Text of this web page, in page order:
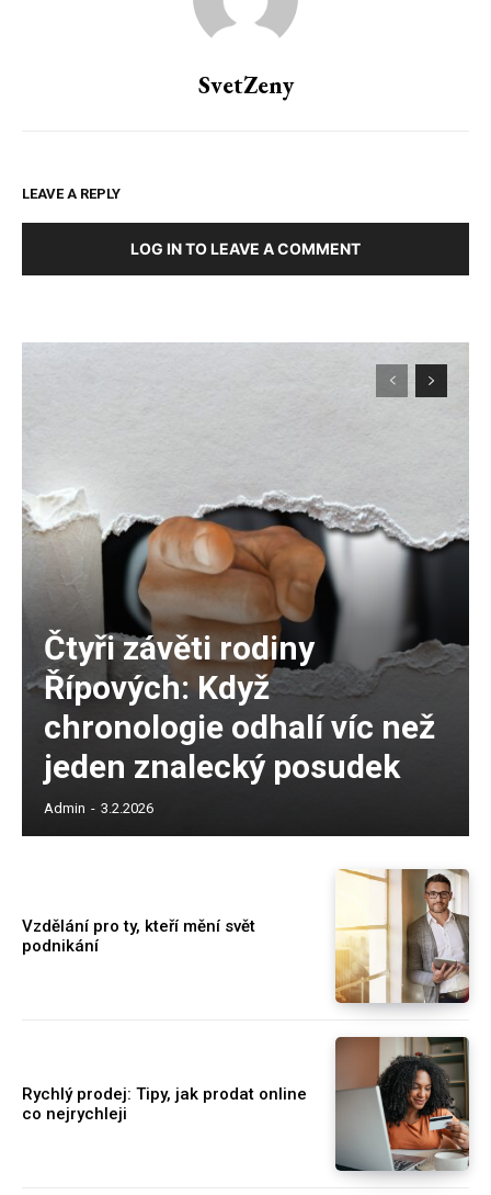
SvetZeny
LEAVE A REPLY
LOG IN TO LEAVE A COMMENT
Čtyři závěti rodiny
Řípových: Když
chronologie odhalí víc než
jeden znalecký posudek
Admin - 3.2.2026
Vzdělání pro ty, kteří mění svět
podnikání
Rychlý prodej: Tipy, jak prodat online
co nejrychleji